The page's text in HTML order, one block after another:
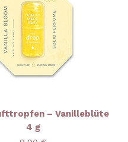
– Vanilleblüte
4 g